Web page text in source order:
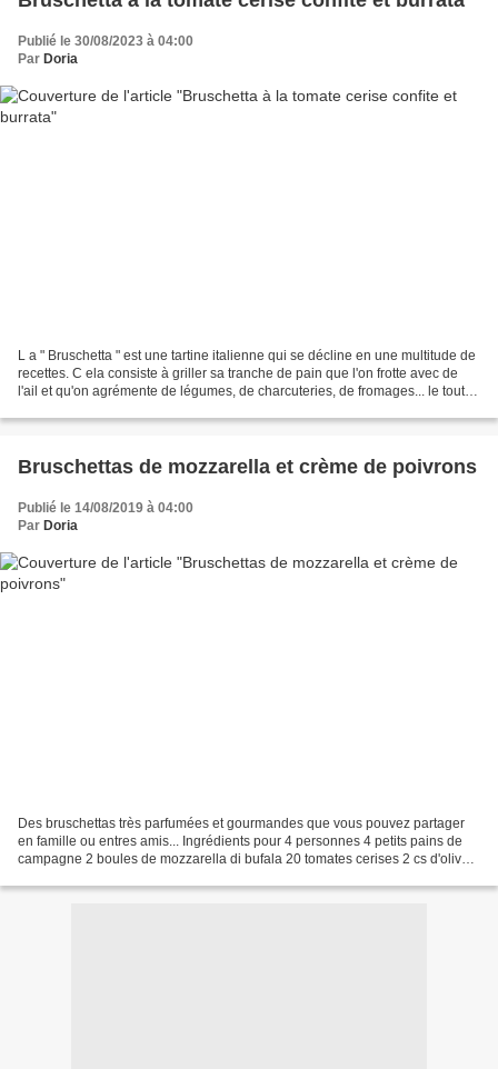
Publié le 30/08/2023 à 04:00
Par Doria
L a " Bruschetta " est une tartine italienne qui se décline en une multitude de
recettes. C ela consiste à griller sa tranche de pain que l'on frotte avec de
l'ail et qu'on agrémente de légumes, de charcuteries, de fromages... le tout
Bruschettas de mozzarella et crème de poivrons
Publié le 14/08/2019 à 04:00
Par Doria
Des bruschettas très parfumées et gourmandes que vous pouvez partager
en famille ou entres amis... Ingrédients pour 4 personnes 4 petits pains de
campagne 2 boules de mozzarella di bufala 20 tomates cerises 2 cs d'olives